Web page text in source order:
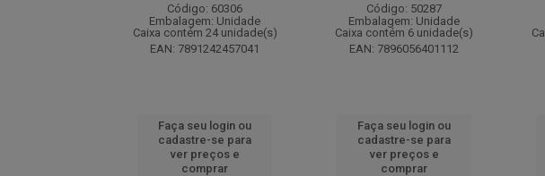
Código: 60306
Embalagem: Unidade
Caixa contém 24 unidade(s)
EAN: 7891242457041
Faça seu login ou
cadastre-se para
ver preços e
comprar
Código: 50287
Embalagem: Unidade
Caixa contém 6 unidade(s)
EAN: 7896056401112
Faça seu login ou
cadastre-se para
ver preços e
comprar